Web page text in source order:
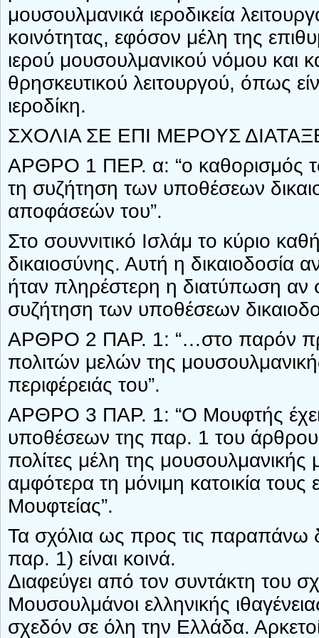
μουσουλμανικά ιεροδικεία
κοινότητας, εφόσον μέλη της
ιερού μουσουλμανικού νόμου και
θρησκευτικού λειτουργού, όπως
ιεροδίκη.
ΣΧΟΛΙΑ ΣΕ ΕΠΙ ΜΕΡΟΥΣ
ΑΡΘΡΟ 1 ΠΕΡ. α: “ο καθορισμός
τη συζήτηση των υποθέσεων
αποφάσεών του”.
Στο σουννιτικό Ισλάμ το κύριο
δικαιοσύνης. Αυτή η δικαιοδοσία
ήταν πληρέστερη η διατύπωση
συζήτηση των υποθέσεων
ΑΡΘΡΟ 2 ΠΑΡ. 1: “…στο παρόν
πολιτών μελών της
περιφέρειάς του”.
ΑΡΘΡΟ 3 ΠΑΡ. 1: “Ο Μουφτής έχει
υποθέσεων της παρ. 1 του άρθρου
πολίτες μέλη της μουσουλμανικής
αμφότερα τη μόνιμη κατοικία τους
Μουφτείας”.
Τα σχόλια ως προς τις παραπάνω
παρ. 1) είναι κοινά.
Διαφεύγει από τον συντάκτη του
Μουσουλμάνοι ελληνικής
σχεδόν σε όλη την Ελλάδα.